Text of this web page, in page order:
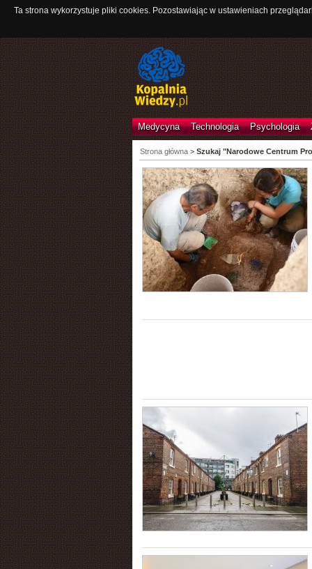
Ta strona wykorzystuje pliki cookies. Pozostawiając w ustawieniach
Medycyna Technologia Psychologia
Strona główna> Szukaj "Narodowe Centrum